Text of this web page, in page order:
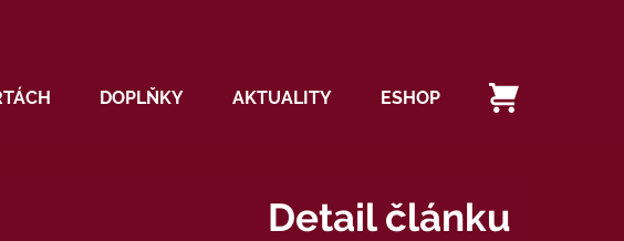
DOPLŇKY AKTUALITY ESHOP
Detail článku